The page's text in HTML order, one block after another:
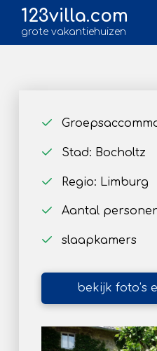
123villa.com
grote vakantiehuizen
Stad: Bocholtz
Regio: Limburg
Aantal
slaapkamers
bekijk foto’s